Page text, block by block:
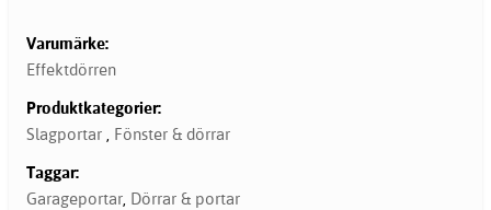
Varumärke:
Effektdörren
Produktkategorier:
Slagportar
Fönster & dörrar
Taggar:
Garageportar Dörrar & portar